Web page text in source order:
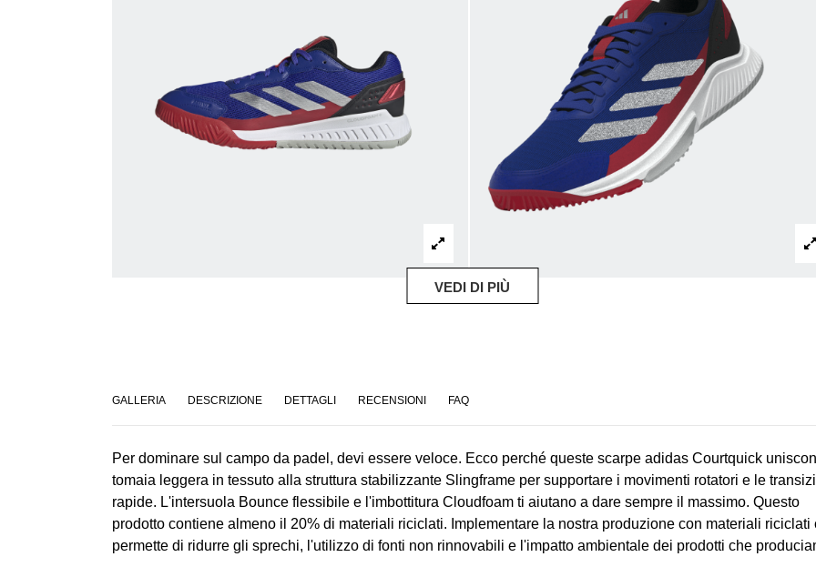
VEDI DI PIÙ
GALLERIA DESCRIZIONE DETTAGLI RECENSIONI FAQ
Per dominare sul campo da padel, devi essere veloce. Ecco perché queste scarpe adidas Courtquick
tomaia leggera in tessuto alla struttura stabilizzante Slingframe per supportare i movimenti rotatori e le
rapide. L'intersuola Bounce flessibile e l'imbottitura Cloudfoam ti aiutano a dare sempre il massimo. Questo
prodotto contiene almeno il 20% di materiali riciclati. Implementare la nostra produzione con materiali riciclati
permette di ridurre gli sprechi, l'utilizzo di fonti non rinnovabili e l'impatto ambientale dei prodotti che